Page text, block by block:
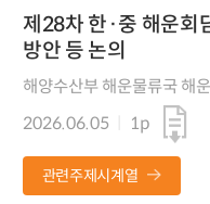
제28차 한·중 해운회
방안 등 논의
해양수산부 해운물류국 해
2026.06.05
1p
관련주제시계열